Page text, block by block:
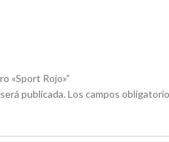
«Sport Rojo»”
publicada. Los campos